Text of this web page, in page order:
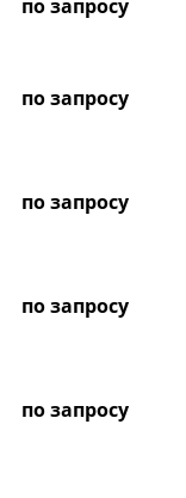
по запросу
по запросу
по запросу
по запросу
по запросу